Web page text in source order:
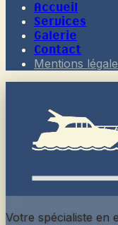
Accueil
Services
Galerie
Contact
Mentions
Votre spécialiste en